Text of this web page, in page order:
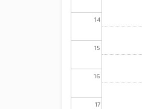
14
15
16
17